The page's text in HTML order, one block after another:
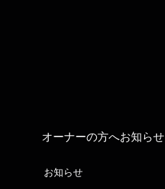
オーナーの方へお知らせ
お知らせ